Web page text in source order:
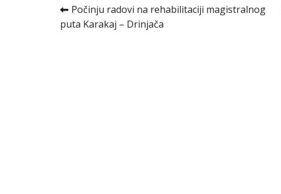
Kretanje
Počinju radovi na rehabilitaciji magistralnog
puta Karakaj – Drinjača